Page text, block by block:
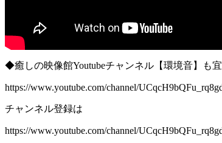
◆癒しの映像館Youtubeチャンネル【環境音】も宜
https://www.youtube.com/channel/
チャンネル登録は
https://www.youtube.com/channel/